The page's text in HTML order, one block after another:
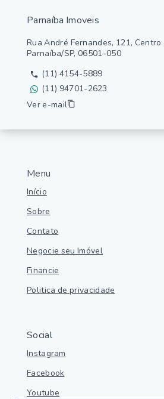
Menu
Início
Sobre
Contato
Negocie seu Imóvel
Financie
Politica de privacidade
Social
Instagram
Facebook
Youtube
Parnaíba Imoveis
Rua André Fernandes, 121,
Parnaíba/SP, 06501-050
(11) 4154-5889
(11) 94701-2623
Ver e-mail